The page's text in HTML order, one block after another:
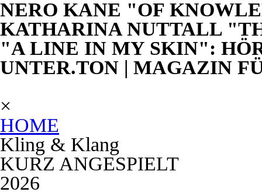
NERO KANE "OF
KATHARINA NUTTALL
"A LINE IN MY SKIN":
UNTER.TON | MAGAZIN
×
HOME
Kling & Klang
KURZ ANGESPIELT
2026